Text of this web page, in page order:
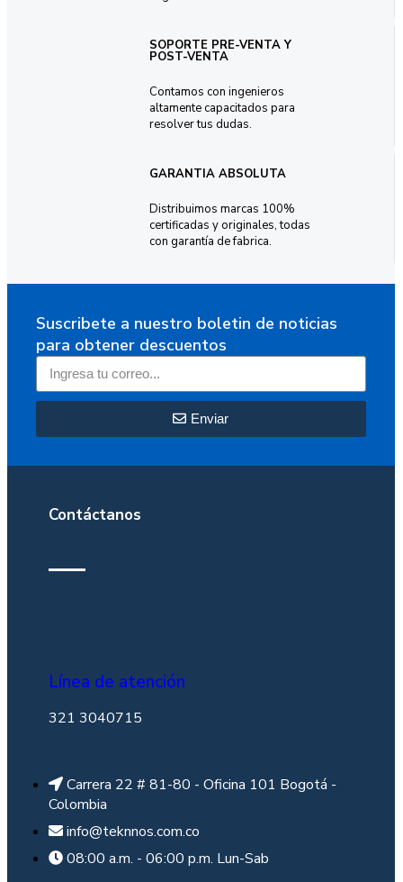
SOPORTE PRE-VENTA Y
POST-VENTA
Contamos con ingenieros
altamente capacitados para
resolver tus dudas.
GARANTIA ABSOLUTA
Distribuimos marcas 100%
certificadas y originales, todas
con garantía de fabrica.
Suscribete a nuestro boletin de noticias
para obtener descuentos
Enviar
Contáctanos
Línea de atención
321 3040715
Carrera 22 # 81-80 - Oficina 101 Bogotá -
Colombia
info@teknnos.com.co
08:00 a.m. - 06:00 p.m. Lun-Sab